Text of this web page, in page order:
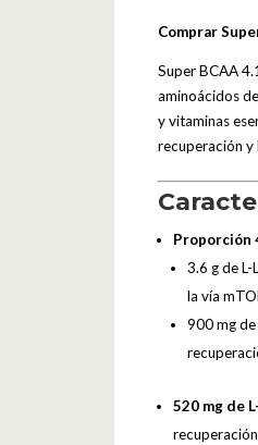
Comprar
Super BCAA
aminoácidos
y vitaminas
recuperación y
Proporción
3.6 g de
la vía
900 mg
520 mg de